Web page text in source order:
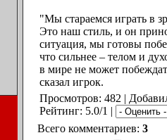
"Мы стараемся играть в
Это наш стиль, и он
ситуация, мы готовы
что сильнее – телом и
в мире не может
сказал игрок.
Просмотров: 482 |
Рейтинг: 5.0/1 |
Всего комментариев: 3